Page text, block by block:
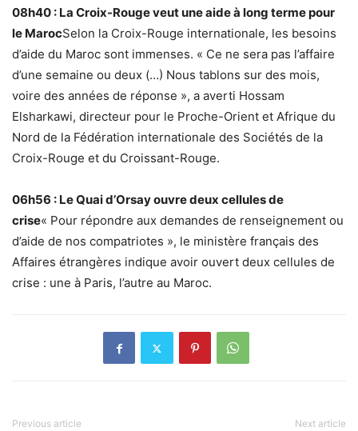
08h40 : La Croix-Rouge veut une aide à long terme pour
le MarocSelon la Croix-Rouge internationale, les besoins
d’aide du Maroc sont immenses. « Ce ne sera pas l’affaire
d’une semaine ou deux (…) Nous tablons sur des mois,
voire des années de réponse », a averti Hossam
Elsharkawi, directeur pour le Proche-Orient et Afrique du
Nord de la Fédération internationale des Sociétés de la
Croix-Rouge et du Croissant-Rouge.
06h56 : Le Quai d’Orsay ouvre deux cellules de
crise« Pour répondre aux demandes de renseignement ou
d’aide de nos compatriotes », le ministère français des
Affaires étrangères indique avoir ouvert deux cellules de
crise : une à Paris, l’autre au Maroc.
Previous article Next article